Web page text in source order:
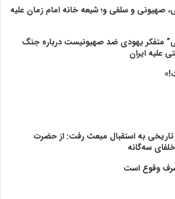
صهیونی و سلفی و؛ شیعه خانه امام زمان علیه
متفکر یهودی ضد صهیونیست درباره جنگ
علیه ایران
تاریخی به استقبال مبعث رفت: از حضرت
سه‌گانه
وقوع است